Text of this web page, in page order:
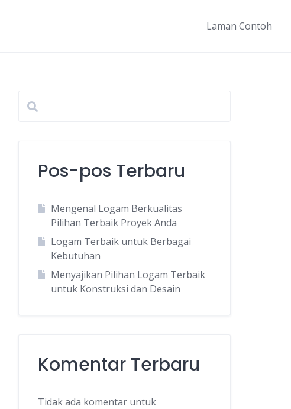
Laman Contoh
Pos-pos Terbaru
Mengenal Logam Berkualitas
Pilihan Terbaik Proyek Anda
Logam Terbaik untuk Berbagai
Kebutuhan
Menyajikan Pilihan Logam Terbaik
untuk Konstruksi dan Desain
Komentar Terbaru
Tidak ada komentar untuk